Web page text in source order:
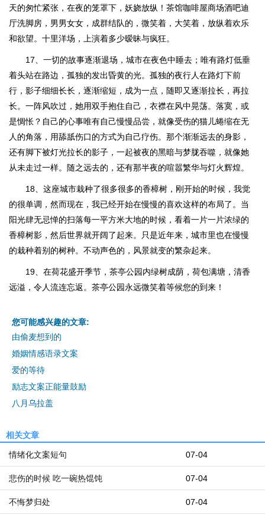
天的匆忙紧张，在夜的笼罩下，妖娆放纵！茶馆咖啡屋商场酒吧迪
厅洗脚房，男男女女，成群结队的，微笑着，大笑着，放纵着欢乐
和欲望。十里洋场，上演着多少暧昧与疯狂。
17、一切的故事逐渐退场，城市在夜色中睡去；唯有路灯低垂
着头站在路边，孤独的发出昏黄的光。孤独的夜行人在路灯下前
行，影子细细长长，逐渐缩短，成为一点，随即又逐渐拉长，再拉
长。一阵风吹过，她用双手抱住自己，衣襟在风中晃荡。落寞，或
是惆怅？自己的心事唯有自己慢慢品尝，就像受伤的猫儿蜷缩在无
人的角落，用舔舐伤口的方式为自己疗伤。那个渐渐远去的身影，
还有脚下被灯光拉长的影子，一起被夜的黑暗与梦胧吞噬，就像她
从未走过一样。随之远去的，还有那半夜的喧嚣繁华与灯火辉煌。
18、这座城市栽种了很多很多的香樟树，刚开始的时候，我觉
的很单调，然而现在，我已经开始在慢慢的喜欢这样的布局了。当
阳光肆无忌惮的扫落每一平方米大地的时候，看着一片一片浓绿的
香樟树影，然后世界就开阔了起来。只是近年来，城市里也在慢慢
的栽种着别的树种。不动声色的，风景就变的繁杂起来。
19、在荷花盛开季节，茶亭公园内绿树成荫，荷包满塘，清香
远溢，令人流连忘返。茶亭公园永远微笑着等候您的到来！
您可能感兴趣的文章:
由偷麦想到的
婚姻情感语录文案
爱的等待
励志文案正能量鼓励
八月乌拉盖
相关文章
07-04
情绪化文案短句
07-04
悲伤的时候 吃一碗热馄饨
07-04
不悔梦归处